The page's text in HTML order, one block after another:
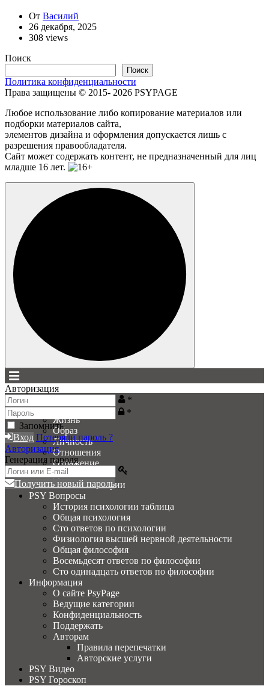
От Василий
26 декабря, 2025
308 views
Поиск
Поиск
Политика конфиденциальности
Права защищены © 2015- 2026 PSYPAGE
Любое использование либо копирование материалов или
подборки материалов сайта,
элементов дизайна и оформления допускается лишь с
разрешения правообладателя.
Сайт может содержать контент, не предназначенный для лиц
младше 16 лет.
Главная
Категории
Жизнь
Образ
Личность
Отношения
Отражение
Деятельность
Женские истории
PSY Вопросы
История психологии таблица
Общая психология
Сто ответов по психологии
Физиология высшей нервной деятельности
Общая философия
Восемьдесят ответов по философии
Сто одинадцать ответов по философии
Информация
О сайте PsyPage
Ведущие категории
Конфиденциальность
Поддержать
Авторам
Правила перепечатки
Авторские услуги
PSY Видео
PSY Гороскоп
Авторизация
*
*
Запомнить
Вход Потеряли пароль ?
Авторизация
Генерация пароля
Получить новый пароль